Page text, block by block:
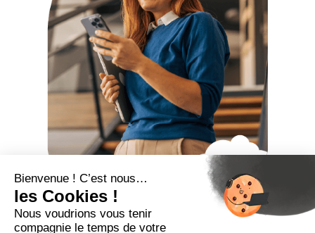
Garantie financière en